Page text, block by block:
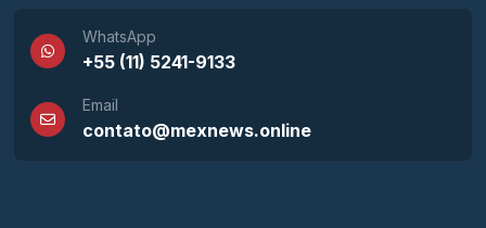
WhatsApp
+55 (11) 5241-9133
Email
contato@mexnews.online